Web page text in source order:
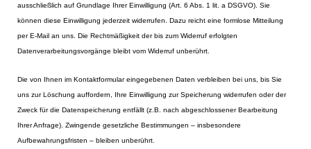
ausschließlich auf Grundlage Ihrer Einwilligung (Art. 6 Abs. 1 lit. a DSGVO). Sie
können diese Einwilligung jederzeit widerrufen. Dazu reicht eine formlose Mitteilung
per E-Mail an uns. Die Rechtmäßigkeit der bis zum Widerruf erfolgten
Datenverarbeitungsvorgänge bleibt vom Widerruf unberührt.
Die von Ihnen im Kontaktformular eingegebenen Daten verbleiben bei uns, bis Sie
uns zur Löschung auffordern, Ihre Einwilligung zur Speicherung widerrufen oder der
Zweck für die Datenspeicherung entfällt (z.B. nach abgeschlossener Bearbeitung
Ihrer Anfrage). Zwingende gesetzliche Bestimmungen – insbesondere
Aufbewahrungsfristen – bleiben unberührt.